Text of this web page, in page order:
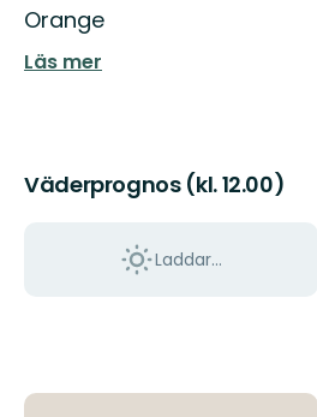
Beskrivning
Orange
Läs mer
Väderprognos (kl. 12.00)
Laddar...